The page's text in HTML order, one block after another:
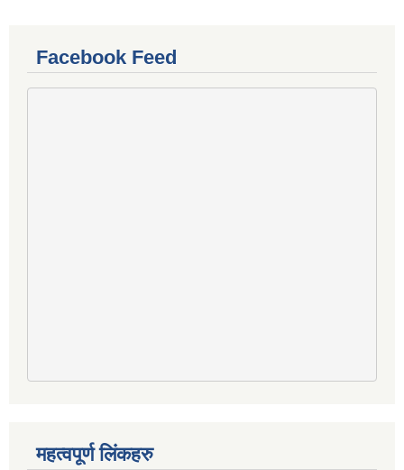
Facebook Feed
महत्वपूर्ण लिंकहरु